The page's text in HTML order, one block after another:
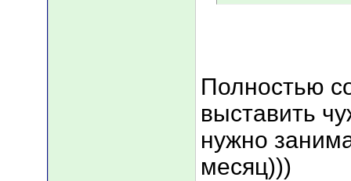
Полностью
выставить
нужно
месяц)))